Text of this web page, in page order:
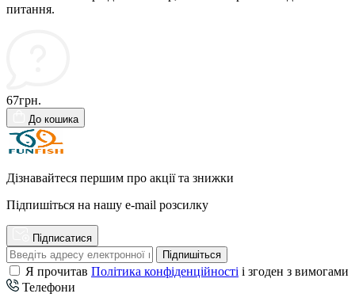
питання.
67грн.
До кошика
Дізнавайтеся першим про акції та знижки
Підпишіться на нашу e-mail розсилку
Підписатися
Підпишіться
Я прочитав Політика конфіденційності і згоден з вимогами
Телефони